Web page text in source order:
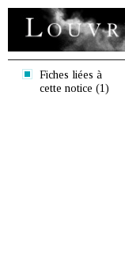
Fiches liées à
cette notice (1)